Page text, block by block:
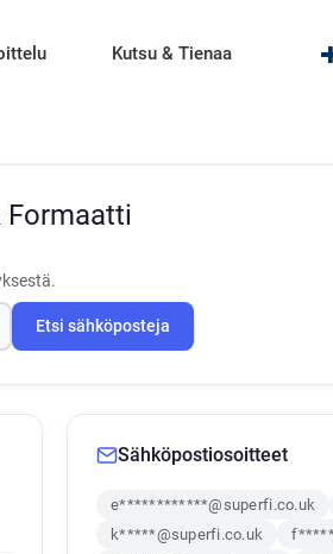
Kutsu & Tienaa
Formaatti
Etsi sähköposteja
Sähköpostiosoitteet
e************@superfi.co.uk
k*****@superfi.co.uk